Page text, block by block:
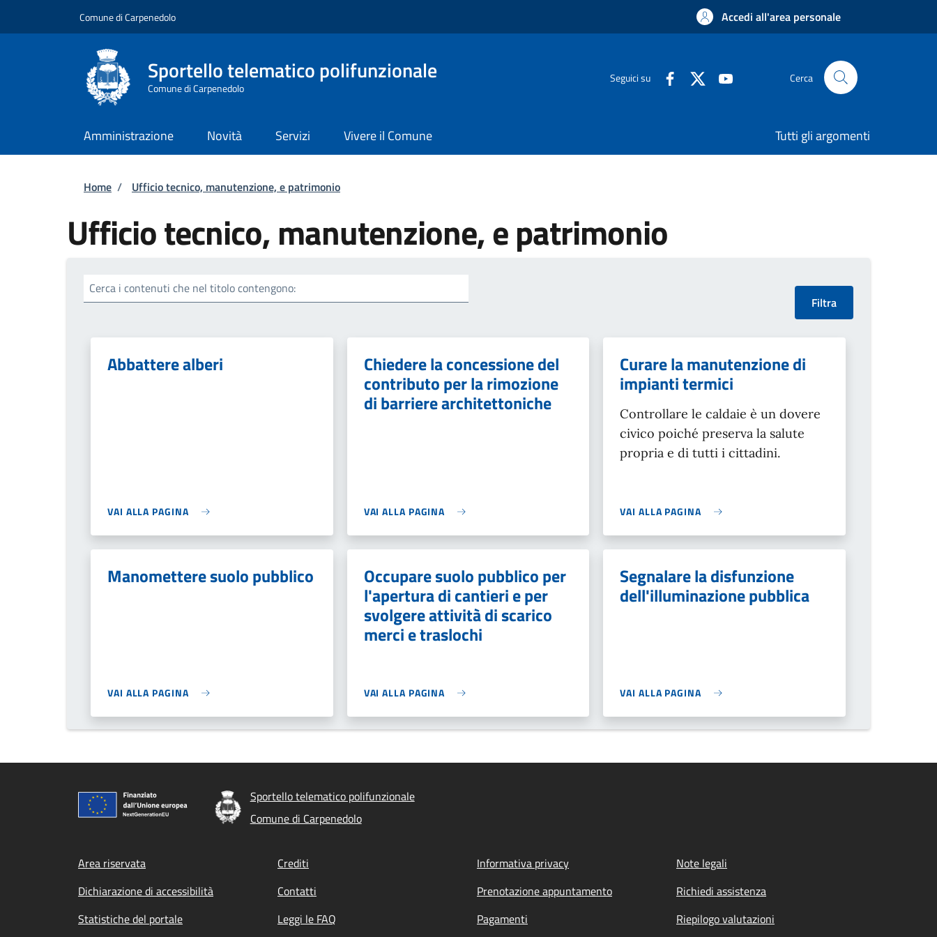
Comune di Carpenedolo Accedi all'area personale
Sportello telematico polifunzionale
Comune di Carpenedolo
Seguici su Cerca
Amministrazione Novità Servizi Vivere il Comune Tutti gli argomenti
Briciole di pane
Home / Ufficio tecnico, manutenzione, e patrimonio
Ufficio tecnico, manutenzione, e patrimonio
Cerca i contenuti che nel titolo contengono:
Abbattere alberi
VAI ALLA PAGINA
Chiedere la concessione del
contributo per la rimozione
di barriere architettoniche
VAI ALLA PAGINA
Curare la manutenzione di
impianti termici
Controllare le caldaie è un dovere
civico poiché preserva la salute
propria e di tutti i cittadini.
VAI ALLA PAGINA
Manomettere suolo pubblico
VAI ALLA PAGINA
Occupare suolo pubblico per
l'apertura di cantieri e per
svolgere attività di scarico
merci e traslochi
VAI ALLA PAGINA
Segnalare la disfunzione
dell'illuminazione pubblica
VAI ALLA PAGINA
Sportello telematico polifunzionale
Comune di Carpenedolo
Footer menu
Area riservata Crediti Informativa privacy
Note legali
Dichiarazione di accessibilità
Contatti Prenotazione appuntamento
Richiedi assistenza
Statistiche del portale
Leggi le FAQ Pagamenti Riepilogo valutazioni